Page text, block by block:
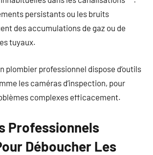
persistants ou les bruits
des accumulations de gaz ou de
tuyaux.
plombier professionnel dispose d’outils
les caméras d’inspection, pour
complexes efficacement.
Professionnels
Déboucher Les